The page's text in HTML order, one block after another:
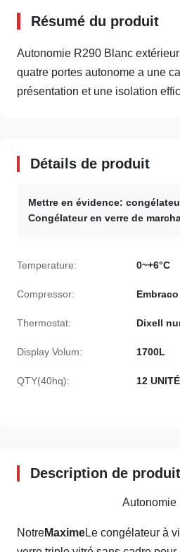
Résumé du produit
Autonomie R290 Blanc
quatre portes autonome a une
présentation et une isolation
Détails de produit
Mettre en évidence:
Congélateur en verre de
Temperature: 0~+6°C
Compressor: Embraco
Thermostat: Dixell
Display Volum: 1700L
QTY(40hq): 12
Description de produit
Autonomie
NotreMaximeLe congélateur à